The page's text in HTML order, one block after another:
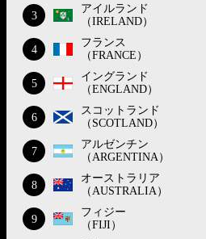
3
アイルランド
（IRELAND）
4
フランス
（FRANCE）
5
イングランド
（ENGLAND）
6
スコットランド
（SCOTLAND）
7
アルゼンチン
（ARGENTINA）
8
オーストラリア
（AUSTRALIA）
9
フィジー
（FIJI）